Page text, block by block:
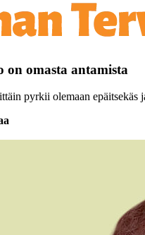
on omasta antamista
pyrkii olemaan epäitsekäs